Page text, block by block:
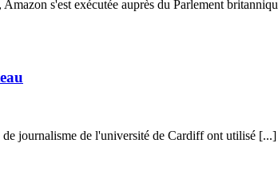
s'est exécutée auprès du Parlement
journalisme de l'université de Cardiff ont utilisé [...]